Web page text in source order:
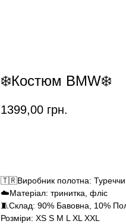
❄️Костюм BMW❄️
1399,00 грн.
🇹🇷Виробник полотна:
☁️Матеріал: тринитка, фліс
🧵Склад: 90% Бавовна, 10%
Розміри: XS S M L XL XXL